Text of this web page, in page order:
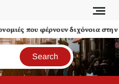
που φέρνουν διχόνοια στην